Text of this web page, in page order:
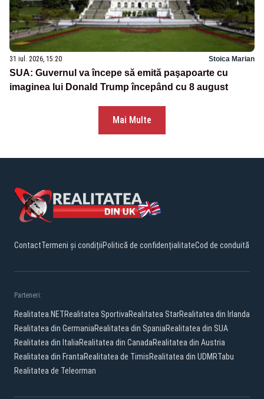
31 iul. 2026, 15:20 Stoica Marian
SUA: Guvernul va începe să emită paşapoarte cu
imaginea lui Donald Trump începând cu 8 august
Mai Multe
ContactTermeni și condițiiPolitică de confidențialitateCod de conduită
Parteneri:
Realitatea.NETRealitatea SportivaRealitatea StarRealitatea din Irlanda
Realitatea din GermaniaRealitatea din SpaniaRealitatea din SUA
Realitatea din ItaliaRealitatea din CanadaRealitatea din Austria
Realitatea din FrantaRealitatea de TimisRealitatea din UDMRTabu
Realitatea de Teleorman